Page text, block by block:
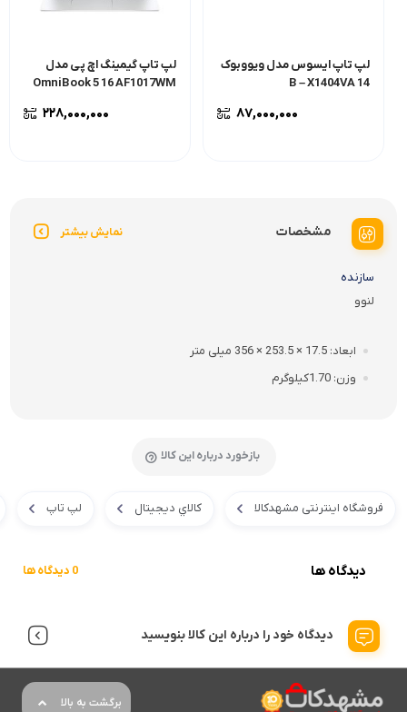
لپ تاپ ایسوس مدل ویووبوک
B – X1404VA 14
۸۷,۰۰۰,۰۰۰
لپ تاپ گیمینگ اچ پی مدل
OmniBook 5 16 AF1017WM
۲۲۸,۰۰۰,۰۰۰
مشخصات نمایش بیشتر
سازنده
لنوو
ابعاد 17.5 × 253.5 × 356 میلی متر
وزن 1.70کیلوگرم
بازخورد درباره این کالا
فروشگاه اینترنتی مشهدکالا کالاي ديجيتال لپ تاپ
دیدگاه ها 0 دیدگاه ها
دیدگاه خود را درباره این کالا بنویسید
برگشت به بالا